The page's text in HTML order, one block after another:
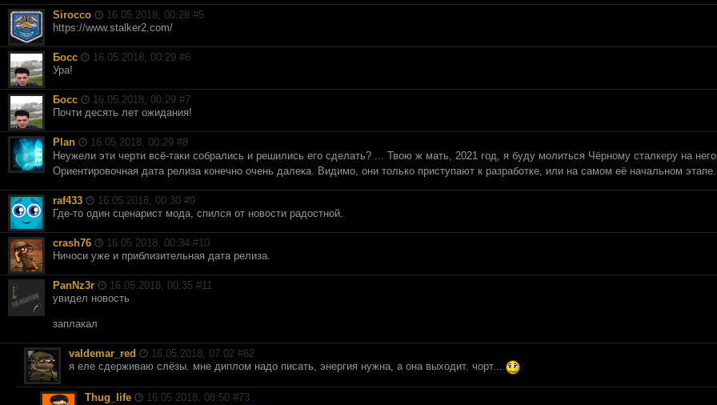
Sirocco 16.05.2018, 00:28 #5
https://www.stalker2.com/
Босс 16.05.2018, 00:29 #6
Ура!
Босс 16.05.2018, 00:29 #7
Почти десять лет ожидания!
Plan 16.05.2018, 00:29 #8
Неужели эти черти всё-таки собрались и решились его сделать? ... Твою ж мать, 2021 год, я буду молиться Чёрному сталкеру на
Ориентировочная дата релиза конечно очень далека. Видимо, они только приступают к разработке, или на самом её начальном этапе.
raf433 16.05.2018, 00:30 #9
Где-то один сценарист мода, спился от новости радостной.
crash76 16.05.2018, 00:34 #10
Ничоси уже и приблизительная дата релиза.
PanNz3r 16.05.2018, 00:35 #11
увидел новость
заплакал
valdemar_red 16.05.2018, 07:02 #62
я еле сдерживаю слёзы. мне диплом надо писать, энергия нужна, а она выходит. чорт...
Thug_life 16.05.2018, 08:50 #73